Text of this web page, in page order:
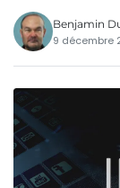
Benjamin
9 décembre